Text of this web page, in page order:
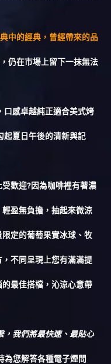
中的經典，曾經帶來的品
仍在市場上留下一抹無法
口感卓越純正適合美式烤
起夏日午後的清新與記
歡迎?因為咖啡裡有著濃
盈無負擔，抽起來微涼
定的葡萄果實冰球、牧
不同呈現上您有滿滿提
最佳搭檔，沁涼心意帶
，我們將最快速、最貼心
為您解答各種電子煙問